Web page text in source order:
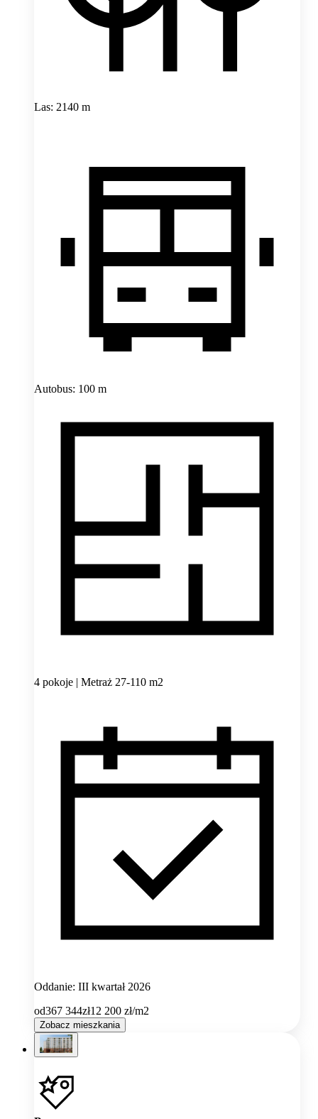
Las: 2140 m
Autobus: 100 m
4 pokoje | Metraż 27-110 m2
Oddanie: III kwartał 2026
od367 344zł12 200 zł/m2
Zobacz mieszkania